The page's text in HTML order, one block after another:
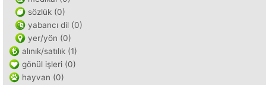
sözlük (0)
yabancı dil (0)
yer/yön (0)
alınık/satılık (1)
gönül işleri (0)
hayvan (0)